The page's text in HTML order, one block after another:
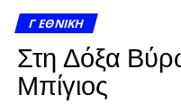
Γ ΕΘΝΙΚΉ
Στη Δόξα
Μπίγιος